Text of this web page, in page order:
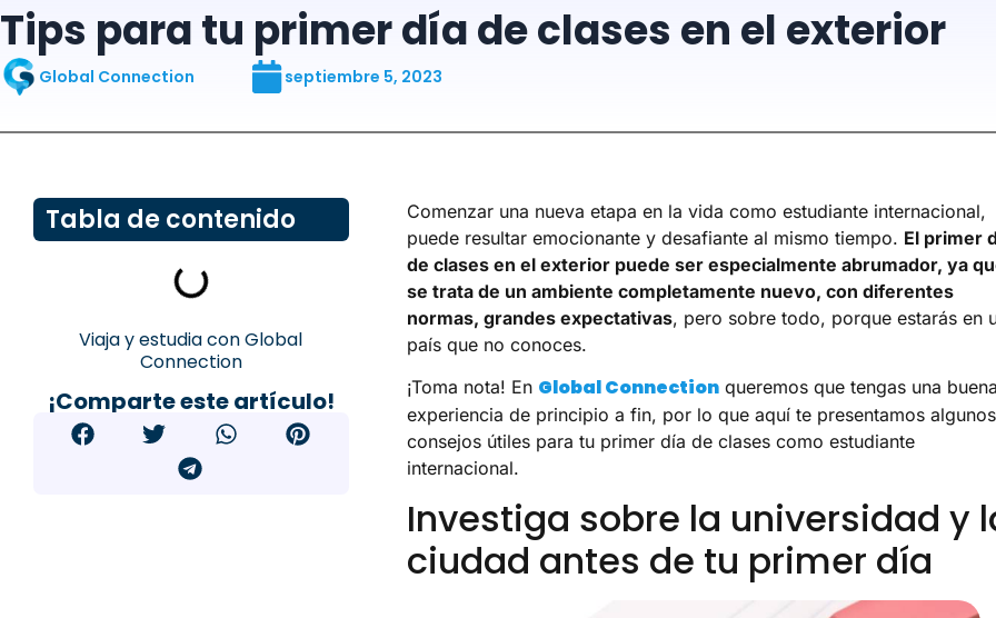
Tips para tu primer día de clases en el exterior
Global Connection septiembre 5, 2023
Tabla de contenido
Viaja y estudia con Global
Connection
¡Comparte este artículo!
Comenzar una nueva etapa en la vida como estudiante internacional,
puede resultar emocionante y desafiante al mismo tiempo. El primer
de clases en el exterior puede ser especialmente abrumador, ya
se trata de un ambiente completamente nuevo, con diferentes
normas, grandes expectativas, pero sobre todo, porque estarás en
país que no conoces.
¡Toma nota! En Global Connectionqueremos que tengas una
experiencia de principio a fin, por lo que aquí te presentamos algunos
consejos útiles para tu primer día de clases como estudiante
internacional.
Investiga sobre la universidad y
ciudad antes de tu primer día